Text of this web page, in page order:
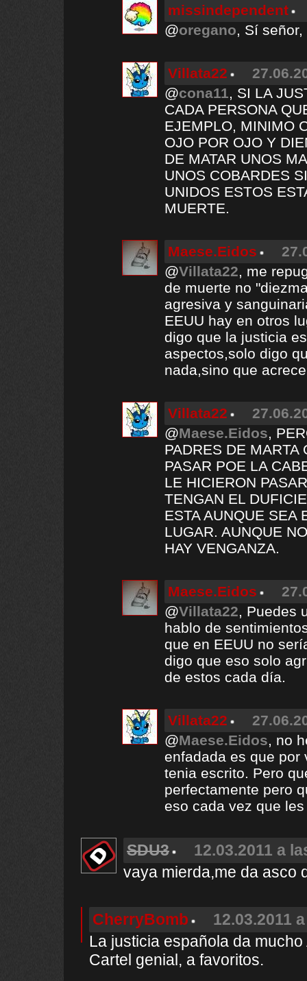
missindependent
@oregano, Sí
Villata22
@cona11, SI LA
CADA PERSONA
EJEMPLO, MINIMO
OJO POR OJO Y
DE MATAR UNOS
UNOS COBARDES
UNIDOS ESTOS
MUERTE.
Maese.Eidos
@Villata22, me
de muerte no
agresiva y
EEUU hay en otros
digo que la justicia
aspectos,solo digo
nada,sino que
Villata22
@Maese.Eidos,
PADRES DE
PASAR POE LA
LE HICIERON
TENGAN EL
ESTA AUNQUE SEA
LUGAR. AUNQUE
HAY VENGANZA.
Maese.Eidos
@Villata22, Puedes
hablo de
que en EEUU no
digo que eso solo
de estos cada día.
Villata22
@Maese.Eidos, no
enfadada es que por
tenia escrito. Pero
perfectamente pero
eso cada vez que
SDU3
12.03.2011 a
vaya mierda,me da asco
CherryBomb
12.03.2011
La justicia española da mucho
Cartel genial, a favoritos.